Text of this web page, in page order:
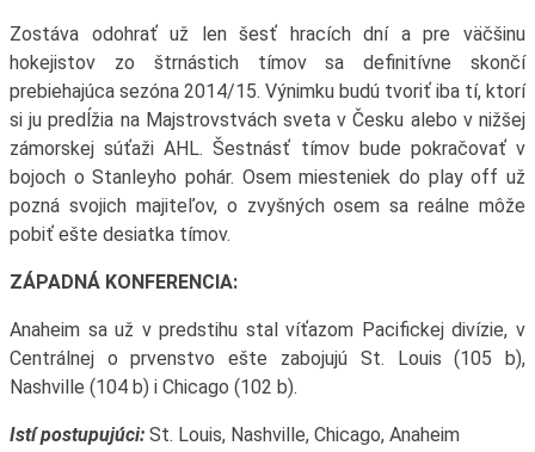
Zostáva odohrať už len šesť hracích dní a pre väčšinu
hokejistov zo štrnástich tímov sa definitívne skončí
prebiehajúca sezóna 2014/15. Výnimku budú tvoriť iba tí, ktorí
si ju predĺžia na Majstrovstvách sveta v Česku alebo v nižšej
zámorskej súťaži AHL. Šestnásť tímov bude pokračovať v
bojoch o Stanleyho pohár. Osem miesteniek do play off už
pozná svojich majiteľov, o zvyšných osem sa reálne môže
pobiť ešte desiatka tímov.
ZÁPADNÁ KONFERENCIA:
Anaheim sa už v predstihu stal víťazom Pacifickej divízie, v
Centrálnej o prvenstvo ešte zabojujú St. Louis (105 b),
Nashville (104 b) i Chicago (102 b).
Istí postupujúci:St. Louis, Nashville, Chicago, Anaheim